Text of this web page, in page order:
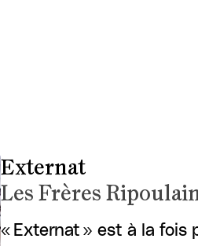
Externat
Les Frères
« Externat » est à la fois